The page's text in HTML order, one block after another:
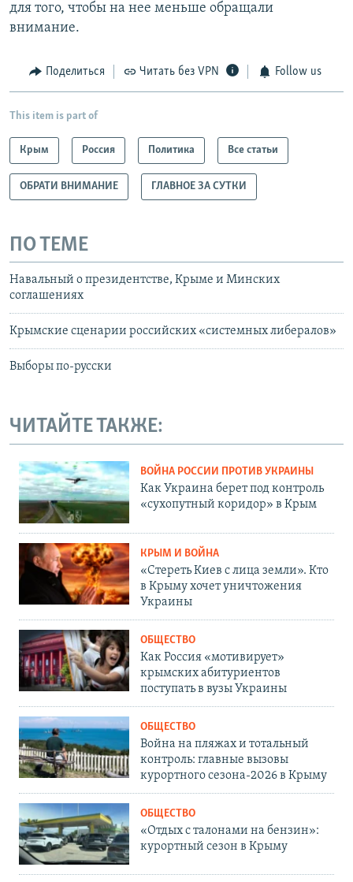
для того, чтобы на нее меньше обращали
внимание.
Поделиться Читать без VPN Follow us
This item is part of
Крым Россия Политика Все статьи
ОБРАТИ ВНИМАНИЕ ГЛАВНОЕ ЗА СУТКИ
ПО ТЕМЕ
Навальный о президентстве, Крыме и Минских
соглашениях
Крымские сценарии российских «системных либералов»
Выборы по-русски
ЧИТАЙТЕ ТАКЖЕ:
ВОЙНА РОССИИ ПРОТИВ УКРАИНЫ
Как Украина берет под контроль
«сухопутный коридор» в Крым
КРЫМ И ВОЙНА
«Стереть Киев с лица земли». Кто
в Крыму хочет уничтожения
Украины
ОБЩЕСТВО
Как Россия «мотивирует»
крымских абитуриентов
поступать в вузы Украины
ОБЩЕСТВО
Война на пляжах и тотальный
контроль: главные вызовы
курортного сезона-2026 в Крыму
ОБЩЕСТВО
«Отдых с талонами на бензин»:
курортный сезон в Крыму